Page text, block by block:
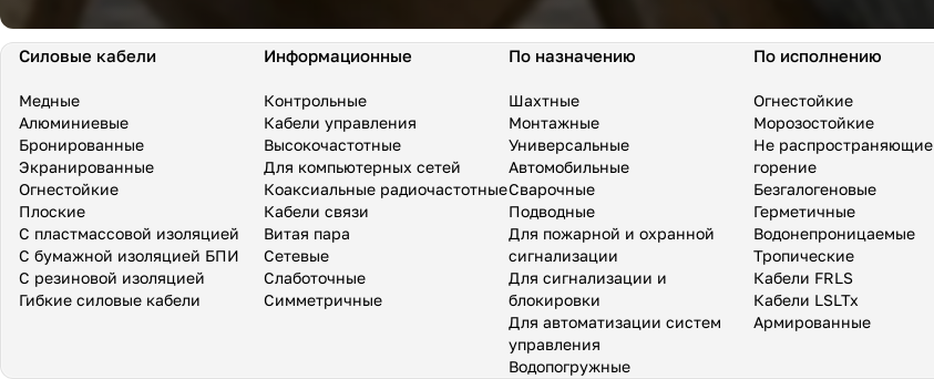
Силовые кабели
Медные
Алюминиевые
Бронированные
Экранированные
Огнестойкие
Плоские
С пластмассовой изоляцией
С бумажной изоляцией БПИ
С резиновой изоляцией
Гибкие силовые кабели
Информационные
Контрольные
Кабели управления
Высокочастотные
Для компьютерных сетей
Коаксиальные радиочастотные
Кабели связи
Витая пара
Сетевые
Слаботочные
Симметричные
По назначению
Шахтные
Монтажные
Универсальные
Автомобильные
Сварочные
Подводные
Для пожарной и охранной
сигнализации
Для сигнализации и
блокировки
Для автоматизации систем
управления
Водопогружные
По исполнению
Огнестойкие
Морозостойкие
Не распространяющие
горение
Безгалогеновые
Герметичные
Водонепроницаемые
Тропические
Кабели FRLS
Кабели LSLTx
Армированные